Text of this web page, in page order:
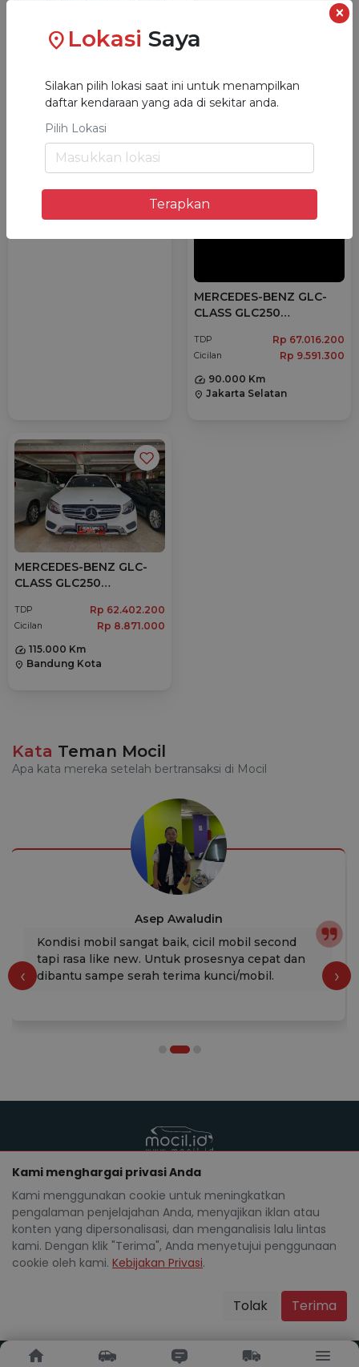
CLASS GLC200
AUTOMATIC 2019
Rp 15.103.400
40.000 Km
MERCEDES-BENZ GLC-
CLASS GLC250
TDP Rp 67.016.200
Cicilan
Rp 9.591.300
90.000 Km
location_on Jakarta Selatan
MERCEDES-BENZ GLC-
CLASS GLC250
TDP Rp 62.402.200
Cicilan
Rp 8.871.000
115.000 Km
location_on Bandung Kota
Kata Teman Mocil
Apa kata mereka setelah bertransaksi di Mocil
Asep Awaludin
Kondisi mobil sangat baik, cicil mobil second
tapi rasa like new. Untuk prosesnya cepat dan
dibantu sampe serah terima kunci/mobil.
‹ ›
×
location_on Lokasi Saya
Silakan pilih lokasi saat ini untuk menampilkan
daftar kendaraan yang ada di sekitar anda.
Pilih Lokasi
Terapkan
Mocil.id by DSF dikembangkan sebagai sarana untuk
membantu anda yang selama ini kesulitan dalam
mencari mobil bekas secara kredit.
Blog Tentang Mocil
Daftar Mitra Mocil
Syarat dan Ketentuan
Hak Cipta
Kebijakan Privasi
Karir
Copyright Mocil.id 2026. All Rights Reserved.
Kami menghargai privasi Anda
Kami menggunakan cookie untuk meningkatkan
pengalaman penjelajahan Anda, menyajikan iklan atau
konten yang dipersonalisasi, dan menganalisis lalu lintas
kami. Dengan klik "Terima", Anda menyetujui penggunaan
cookie oleh kami. Kebijakan Privasi.
Tolak Terima